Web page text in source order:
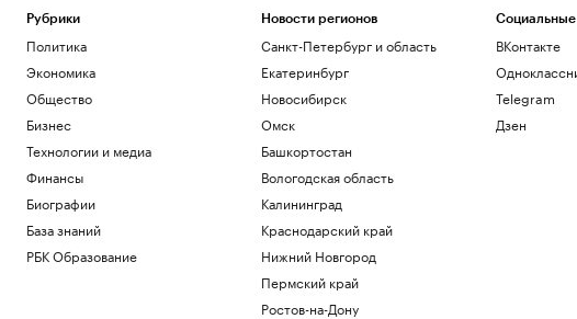
товарная биржа
РБК и Петербургская Биржа
«Локомотив» сыграл нулевую ничью с
аутсайдером РПЛ
Спорт
Bloomberg назвал три выхода для
Киева на фоне дефицита ракет ПВО
«Веселый молочник» Уолкер купил
билеты в Стамбул на случай
выдворения
Общество
Марат и Динара Сафины сыграют с
Рубрики
Политика
Экономика
Общество
Бизнес
Технологии и медиа
Финансы
Биографии
База знаний
РБК Образование
Новости регионов
Санкт-Петербург и область
Екатеринбург
Новосибирск
Омск
Башкортостан
Вологодская область
Калининград
Краснодарский край
Нижний Новгород
Пермский край
Ростов-на-Дону
Социальные
ВКонтакте
Telegram
Дзен